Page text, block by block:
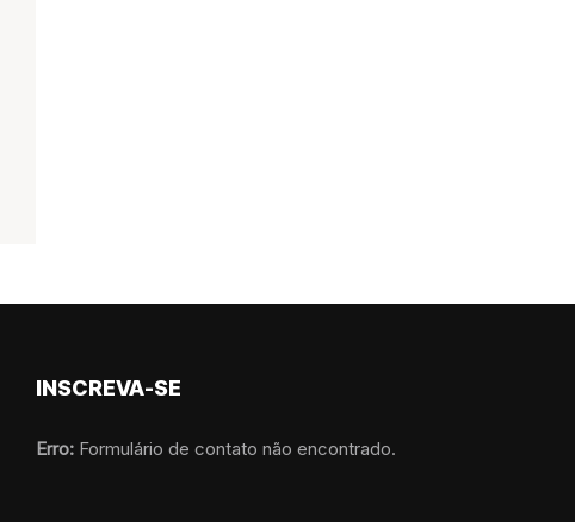
INSCREVA-SE
Erro: Formulário de contato não encontrado.